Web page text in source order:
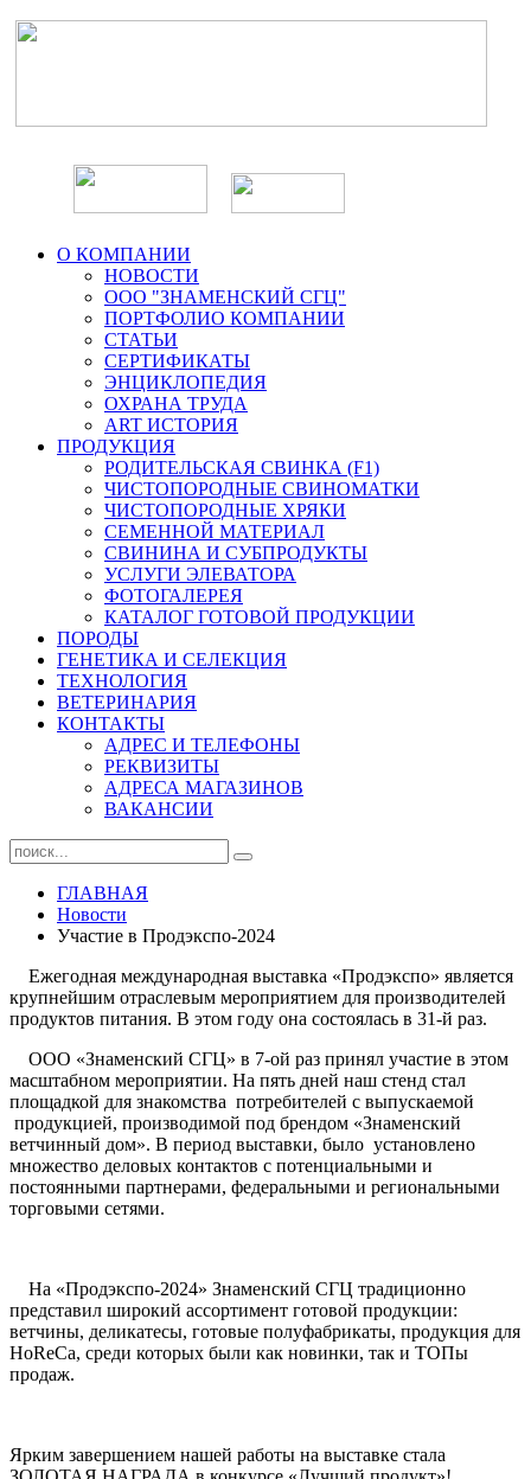
О КОМПАНИИ
НОВОСТИ
ООО "ЗНАМЕНСКИЙ СГЦ"
ПОРТФОЛИО КОМПАНИИ
СТАТЬИ
СЕРТИФИКАТЫ
ЭНЦИКЛОПЕДИЯ
ОХРАНА ТРУДА
ART ИСТОРИЯ
ПРОДУКЦИЯ
РОДИТЕЛЬСКАЯ СВИНКА (F1)
ЧИСТОПОРОДНЫЕ СВИНОМАТКИ
ЧИСТОПОРОДНЫЕ ХРЯКИ
СЕМЕННОЙ МАТЕРИАЛ
СВИНИНА И СУБПРОДУКТЫ
УСЛУГИ ЭЛЕВАТОРА
ФОТОГАЛЕРЕЯ
КАТАЛОГ ГОТОВОЙ ПРОДУКЦИИ
ПОРОДЫ
ГЕНЕТИКА И СЕЛЕКЦИЯ
ТЕХНОЛОГИЯ
ВЕТЕРИНАРИЯ
КОНТАКТЫ
АДРЕС И ТЕЛЕФОНЫ
РЕКВИЗИТЫ
АДРЕСА МАГАЗИНОВ
ВАКАНСИИ
ГЛАВНАЯ
Новости
Участие в Продэкспо-2024
Ежегодная международная выставка «Продэкспо» является
крупнейшим отраслевым мероприятием для производителей
продуктов питания. В этом году она состоялась в 31-й раз.
ООО «Знаменский СГЦ» в 7-ой раз принял участие в этом
масштабном мероприятии. На пять дней наш стенд стал
площадкой для знакомства потребителей c выпускаемой
продукцией, производимой под брендом «Знаменский
ветчинный дом». В период выставки, было установлено
множество деловых контактов с потенциальными и
постоянными партнерами, федеральными и региональными
торговыми сетями.
На «Продэкспо-2024» Знаменский СГЦ традиционно
представил широкий ассортимент готовой продукции:
ветчины, деликатесы, готовые полуфабрикаты, продукция для
HoReCa, среди которых были как новинки, так и ТОПы
продаж.
Ярким завершением нашей работы на выставке стала